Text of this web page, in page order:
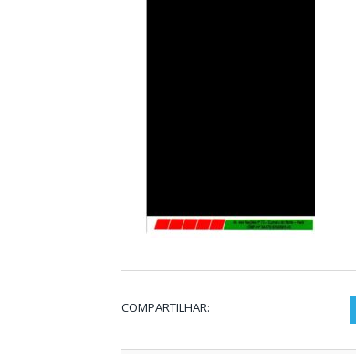
COMPARTILHAR: